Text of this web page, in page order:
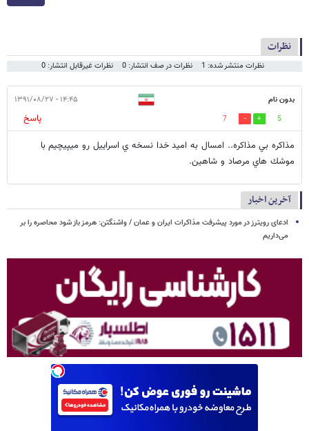
نظرات
نظرات منتشر شده: 1 نظرات در صف انتشار: 0 نظرات غیرقابل انتشار: 0
بدون نام ۱۴:۴۵ - ۱۳۹۱/۰۸/۲۷
5
7
پاسخ
مذاكره بي مذاكره.. امسال به اميد خدا نسخه ي اسراييل رو ميپيچيم با
موشك هاي مرصاد و شاهين.
آخرین اخبار
ادعای رویترز در مورد پیشرفت مذاکرات ایران و عمان / واشنگتن: هرمز باز شود محاصره را بر
می‌داریم